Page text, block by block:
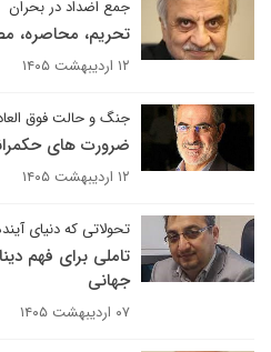
جمع اضداد در بحران
تحریم، محاصره،
۱۲ اردیبهشت ۱۴۰۵
جنگ و حالت فوق
ضرورت های
۱۲ اردیبهشت ۱۴۰۵
تحولاتی که دنیای
تاملی برای فهم
جهانی
۰۷ اردیبهشت ۱۴۰۵